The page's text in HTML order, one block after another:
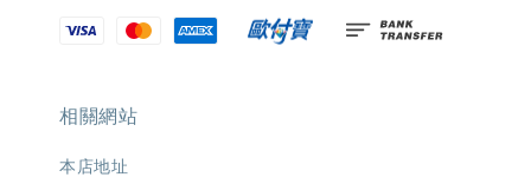
相關網站
本店地址